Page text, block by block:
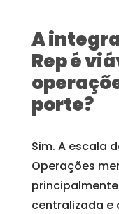
A
Rep é
porte?
Sim. A escala
Operações
centralizada e